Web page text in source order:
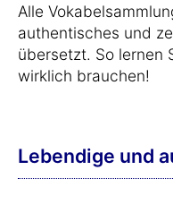
Alle
authentisches und
übersetzt. So lernen
wirklich brauchen!
Lebendige und